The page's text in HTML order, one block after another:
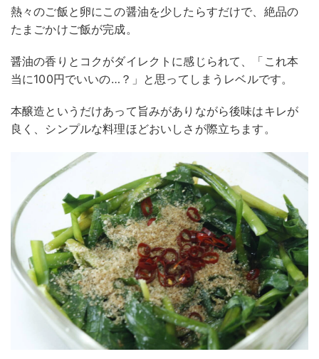
熱々のご飯と卵にこの醤油を少したらすだけで、絶品の
たまごかけご飯が完成。
醤油の香りとコクがダイレクトに感じられて、「これ本
当に100円でいいの…？」と思ってしまうレベルです。
本醸造というだけあって旨みがありながら後味はキレが
良く、シンプルな料理ほどおいしさが際立ちます。